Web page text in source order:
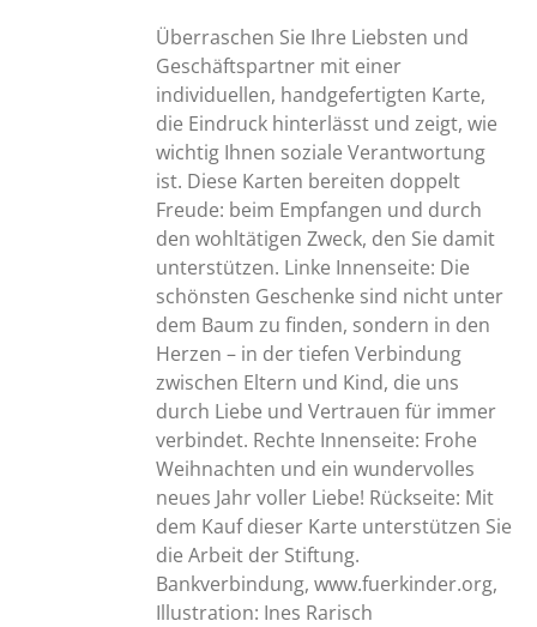
Überraschen Sie Ihre Liebsten und
Geschäftspartner mit einer
individuellen, handgefertigten Karte,
die Eindruck hinterlässt und zeigt, wie
wichtig Ihnen soziale Verantwortung
ist. Diese Karten bereiten doppelt
Freude: beim Empfangen und durch
den wohltätigen Zweck, den Sie damit
unterstützen. Linke Innenseite: Die
schönsten Geschenke sind nicht unter
dem Baum zu finden, sondern in den
Herzen – in der tiefen Verbindung
zwischen Eltern und Kind, die uns
durch Liebe und Vertrauen für immer
verbindet. Rechte Innenseite: Frohe
Weihnachten und ein wundervolles
neues Jahr voller Liebe! Rückseite: Mit
dem Kauf dieser Karte unterstützen Sie
die Arbeit der Stiftung.
Bankverbindung, www.fuerkinder.org,
Illustration: Ines Rarisch